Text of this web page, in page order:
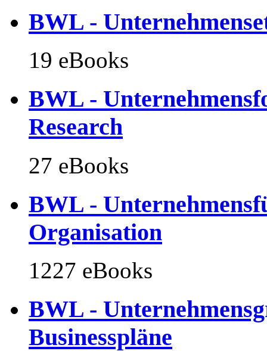
BWL -
19 eBooks
BWL -
Research
27 eBooks
BWL -
Organisation
1227 eBooks
BWL -
Businesspläne